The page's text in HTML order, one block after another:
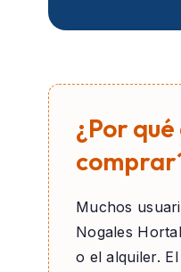
¿Por
Muchos
Nogales
o el alquiler.